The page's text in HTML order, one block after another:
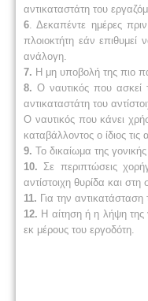
αντικαταστάτη του
6 . Δεκαπέντε ημέρες
πλοιοκτήτη εάν
ανάλογη.
7. Η μη υποβολή της πιο
8. Ο ναυτικός που ασκεί
αντικαταστάτη του
Ο ναυτικός που κάνει
καταβάλλοντος ο ίδιος τις
9. Το δικαίωμα της
10. Σε περιπτώσεις
αντίστοιχη θυρίδα και
11. Για την
12. Η αίτηση ή η λήψη της
εκ μέρους του εργοδότη.